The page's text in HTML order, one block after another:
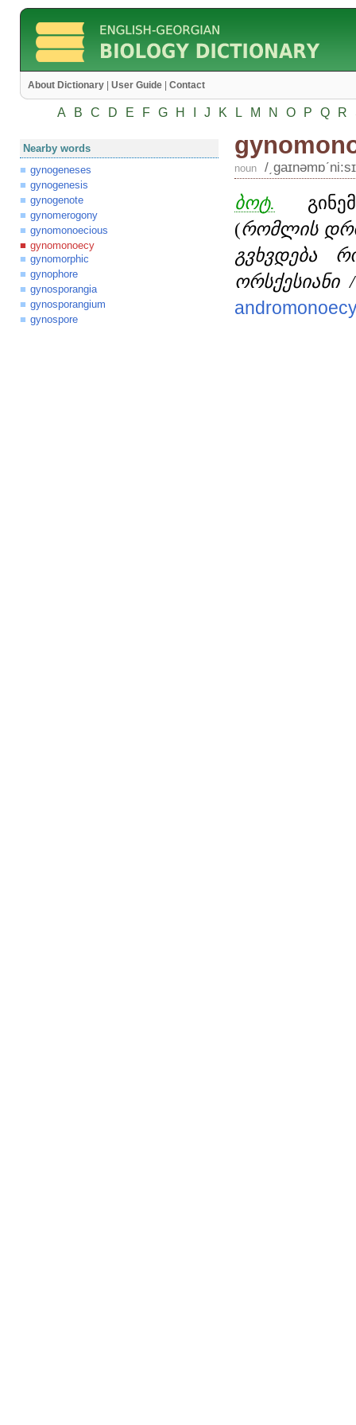
About Dictionary User Guide Contact
A B C D E F G H J K L M N O P Q R
Nearby words
gynogeneses
gynogenesis
gynogenote
gynomerogony
gynomonoecious
gynomonoecy
gynomorphic
gynophore
gynosporangia
gynosporangium
gynospore
noun /
ბოტ.
(რომლის
გვხვდება